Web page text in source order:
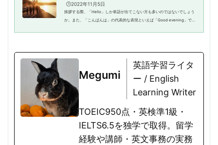
🕒️2022年11月5日
挨拶する際、「Hello」しか単語が出てこない方も多いのではないでしょう
か。また、「こんばんは」の代表的な表現といえば「Good evening」でし
Megumi
英語学習ライタ
ー / English
Learning Writer
TOEIC950点・英検準1級・
IELTS6.5を独学で取得。留学
経験や講師・英文事務の実務